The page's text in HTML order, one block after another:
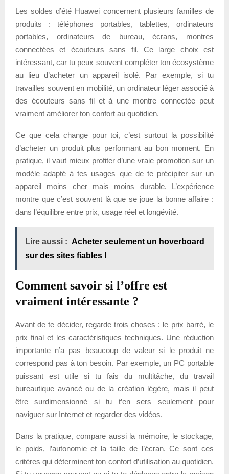
Les soldes d’été Huawei concernent plusieurs familles de
produits : téléphones portables, tablettes, ordinateurs
portables, ordinateurs de bureau, écrans, montres
connectées et écouteurs sans fil. Ce large choix est
intéressant, car tu peux souvent compléter ton écosystème
au lieu d’acheter un appareil isolé. Par exemple, si tu
travailles souvent en mobilité, un ordinateur léger associé à
des écouteurs sans fil et à une montre connectée peut
vraiment améliorer ton confort au quotidien.
Ce que cela change pour toi, c’est surtout la possibilité
d’acheter un produit plus performant au bon moment. En
pratique, il vaut mieux profiter d’une vraie promotion sur un
modèle adapté à tes usages que de te précipiter sur un
appareil moins cher mais moins durable. L’expérience
montre que c’est souvent là que se joue la bonne affaire :
dans l’équilibre entre prix, usage réel et longévité.
Lire aussi : Acheter seulement un hoverboard
sur des sites fiables !
Comment savoir si l’offre est
vraiment intéressante ?
Avant de te décider, regarde trois choses : le prix barré, le
prix final et les caractéristiques techniques. Une réduction
importante n’a pas beaucoup de valeur si le produit ne
correspond pas à ton besoin. Par exemple, un PC portable
puissant est utile si tu fais du multitâche, du travail
bureautique avancé ou de la création légère, mais il peut
être surdimensionné si tu t’en sers seulement pour
naviguer sur Internet et regarder des vidéos.
Dans la pratique, compare aussi la mémoire, le stockage,
le poids, l’autonomie et la taille de l’écran. Ce sont ces
critères qui déterminent ton confort d’utilisation au quotidien.